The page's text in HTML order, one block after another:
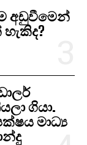
අඩුවීමෙන්
ගියා.
මාධ්‍ය